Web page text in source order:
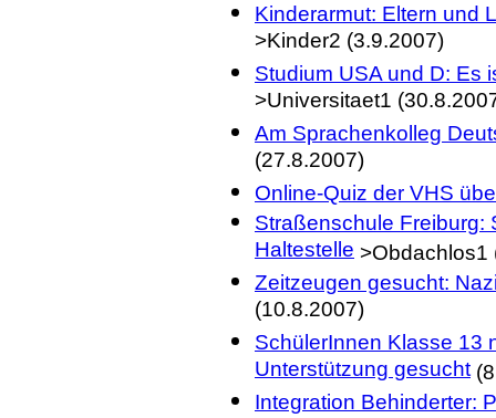
Kinderarmut: Eltern und
>Kinder2 (3.9.2007)
Studium USA und D: Es
>Universitaet1
Am Sprachenkolleg
(27.8.2007)
Online-Quiz der VHS
Straßenschule Freiburg:
Haltestelle >Obdachlos1
Zeitzeugen gesucht:
(10.8.2007)
SchülerInnen Klasse 13
Unterstützung gesucht
Integration Behinderter: